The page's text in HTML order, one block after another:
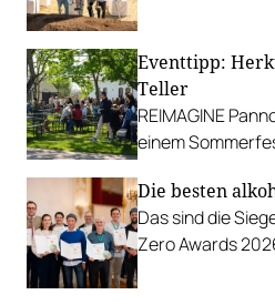
Eventtipp:
Teller
REIMAGINE
einem
Esterhazy.
Die besten
Das sind die
Zero Awards